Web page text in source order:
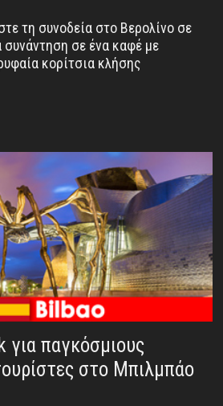
τη συνοδεία στο Βερολίνο σε
συνάντηση σε ένα καφέ με
κορίτσια κλήσης
για παγκόσμιους
στο Μπιλμπάο